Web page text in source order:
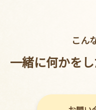
こん
一緒に何かを